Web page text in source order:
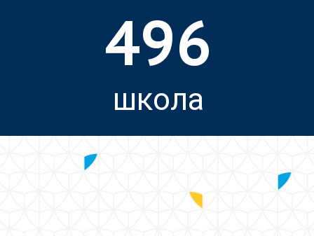
496
школа